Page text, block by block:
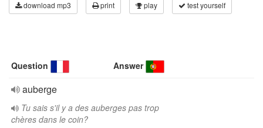
download mp3 print play test yourself
Question Answer
auberge
Tu sais s'il y a des auberges pas trop
chères dans le coin?